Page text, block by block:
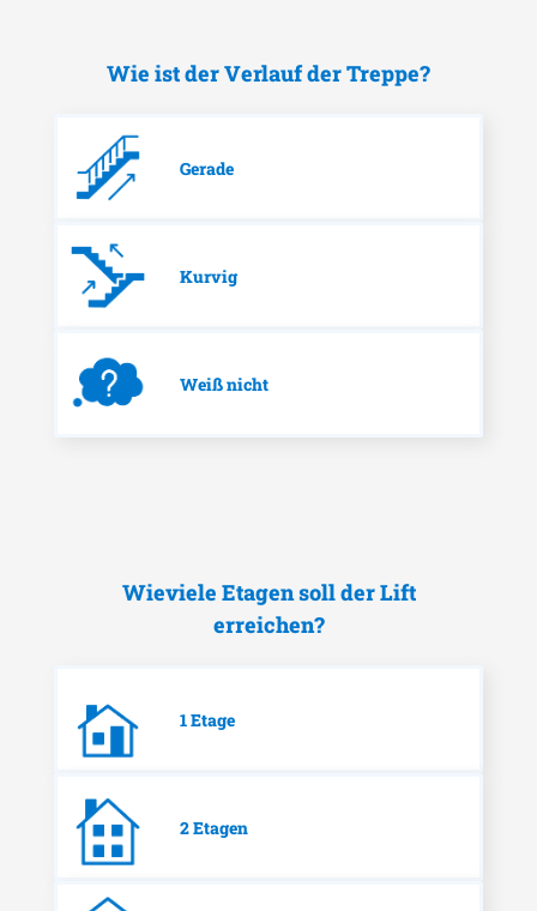
Wie ist der Verlauf der Treppe?
Gerade
Kurvig
Weiß nicht
Wieviele Etagen soll der Lift
erreichen?
1 Etage
2 Etagen